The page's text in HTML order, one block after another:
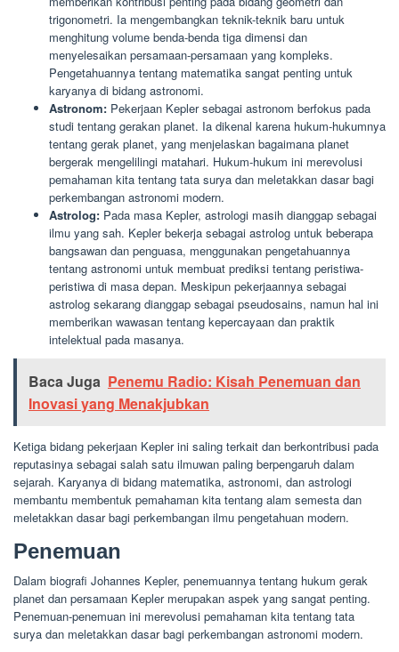
trigonometri. Ia mengembangkan teknik-teknik baru untuk
menghitung volume benda-benda tiga dimensi dan
menyelesaikan persamaan-persamaan yang kompleks.
Pengetahuannya tentang matematika sangat penting untuk
karyanya di bidang astronomi.
Astronom: Pekerjaan Kepler sebagai astronom berfokus pada
studi tentang gerakan planet. Ia dikenal karena hukum-hukumnya
tentang gerak planet, yang menjelaskan bagaimana planet
bergerak mengelilingi matahari. Hukum-hukum ini merevolusi
pemahaman kita tentang tata surya dan meletakkan dasar bagi
perkembangan astronomi modern.
Astrolog: Pada masa Kepler, astrologi masih dianggap sebagai
ilmu yang sah. Kepler bekerja sebagai astrolog untuk beberapa
bangsawan dan penguasa, menggunakan pengetahuannya
tentang astronomi untuk membuat prediksi tentang peristiwa-
peristiwa di masa depan. Meskipun pekerjaannya sebagai
astrolog sekarang dianggap sebagai pseudosains, namun hal ini
memberikan wawasan tentang kepercayaan dan praktik
intelektual pada masanya.
Baca Juga Penemu Radio: Kisah Penemuan dan
Inovasi yang Menakjubkan
Ketiga bidang pekerjaan Kepler ini saling terkait dan berkontribusi pada
reputasinya sebagai salah satu ilmuwan paling berpengaruh dalam
sejarah. Karyanya di bidang matematika, astronomi, dan astrologi
membantu membentuk pemahaman kita tentang alam semesta dan
meletakkan dasar bagi perkembangan ilmu pengetahuan modern.
Penemuan
Dalam biografi Johannes Kepler, penemuannya tentang hukum gerak
planet dan persamaan Kepler merupakan aspek yang sangat penting.
Penemuan-penemuan ini merevolusi pemahaman kita tentang tata
surya dan meletakkan dasar bagi perkembangan astronomi modern.